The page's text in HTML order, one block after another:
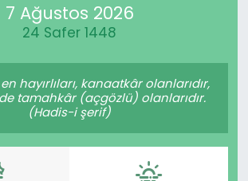
7 Ağustos 2026
24 Safer 1448
hayırlıları, kanaatkâr olanlarıdır,
tamahkâr (açgözlü) olanlarıdır.
(Hadis-i şerif)